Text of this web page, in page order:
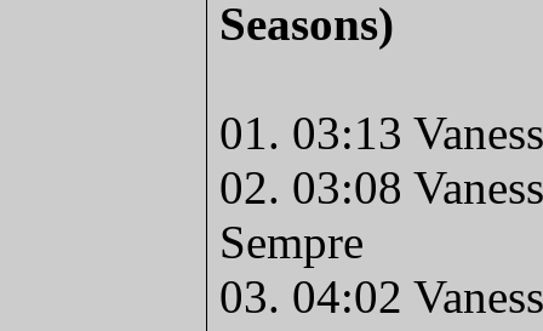
Seasons)
01. 03:13
02. 03:08
Sempre
03. 04:02